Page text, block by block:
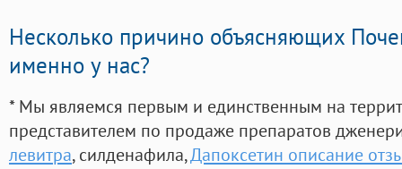
Несколько причино объясняющих
именно у нас?
* Мы являемся первым и единственным на
представителем по продаже препаратов
левитра, силденафила,Дапоксетин описание